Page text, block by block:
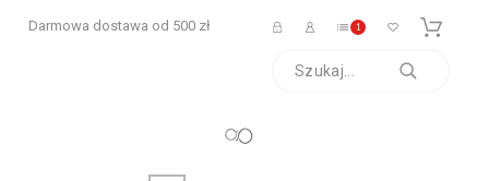
Darmowa dostawa od 500 zł 1